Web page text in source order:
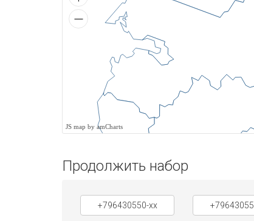
JS map by amCharts
Продолжить набор
+796430550-xx